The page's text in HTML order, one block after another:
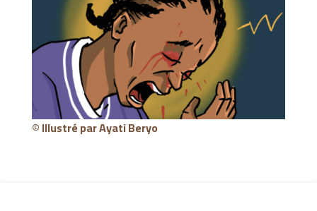
© Illustré parAyati Beryo